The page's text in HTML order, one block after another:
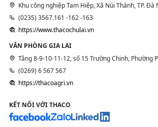
Khu công nghiệp Tam Hiệp, Xã Núi Thành, TP. Đà
(0235) 3567.161 -162 -163
https://www.thacochulai.vn
VĂN PHÒNG GIA LAI
Tầng 8-9-10-11-12, số 15 Trường Chinh, Phường
(0269) 6 567 567
https://thacoagri.vn
KẾT NỐI VỚI THACO